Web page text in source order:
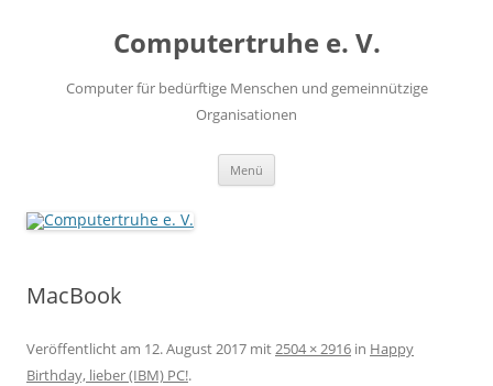
Computertruhe e. V.
Computer für bedürftige Menschen und gemeinnützige
Organisationen
Menü
MacBook
Veröffentlicht am 12. August 2017 mit2504 × 2916 in Happy
Birthday, lieber (IBM) PC!.